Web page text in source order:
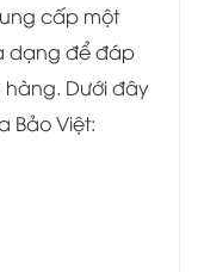
cấp một
dạng để đáp
Dưới đây
Bảo Việt: